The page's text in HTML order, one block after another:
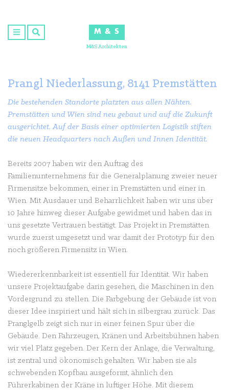
content
M & S
M&S Architekten
Prangl Niederlassung, 8141 Premstätten
Die bestehenden Standorte platzten aus allen Nähten.
Premstätten und Wien sind neu gebaut und auf die Zukunft
ausgerichtet. Auf der Basis einer optimierten Logistik stiften
die neuen Headquarters nach Außen und Innen Identität.
Bereits 2007 haben wir den Auftrag des
Familienunternehmens für die Generalplanung zweier neuer
Firmensitze bekommen, einer in Premstätten und einer in
Wien. Mit Ausdauer und Beharrlichkeit haben wir uns über
10 Jahre hinweg dieser Aufgabe gewidmet und haben das in
uns gesetzte Vertrauen bestätigt. Das Projekt in Premstätten
wurde zuerst umgesetzt und war damit der Prototyp für den
noch größeren Firmensitz in Wien.
Wiedererkennbarkeit ist essentiell für Identität. Wir haben
unsere Projektaufgabe darin gesehen, die Maschinen in den
Vordergrund zu stellen. Die Farbgebung der Gebäude ist von
dieser Idee inspiriert und hält sich in silbergrau zurück. Das
Pranglgelb zeigt sich nur in einer feinen Spur über die
Gebäude. Den Fahrzeugen, Kränen und Arbeitsbühnen haben
wir viel Platz gegeben. Der Kern der Anlage, die Verwaltung,
ist zentral und ökonomisch gehalten. Wir haben sie als
schwebenden Kopfbau ausgeformt, ähnlich den
Führerkabinen der Kräne in luftiger Höhe. Mit diesem